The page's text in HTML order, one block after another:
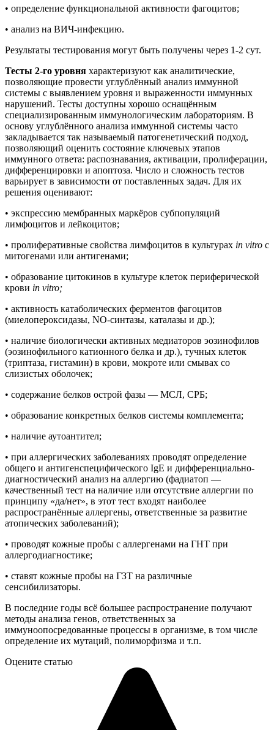
• определение функциональной активности фагоцитов;
• анализ на ВИЧ-инфекцию.
Результаты тестирования могут быть получены через 1-2 сут.
Тесты 2-го уровня характеризуют как аналитические,
позволяющие провести углублённый анализ иммунной
системы с выявлением уровня и выраженности иммунных
нарушений. Тесты доступны хорошо оснащённым
специализированным иммунологическим лабораториям. В
основу углублённого анализа иммунной системы часто
закладывается так называемый патогенетический подход,
позволяющий оценить состояние ключевых этапов
иммунного ответа: распознавания, активации, пролиферации,
дифференцировки и апоптоза. Число и сложность тестов
варьирует в зависимости от поставленных задач. Для их
решения оценивают:
• экспрессию мембранных маркёров субпопуляций
лимфоцитов и лейкоцитов;
• пролиферативные свойства лимфоцитов в культурах in vitro с
митогенами или антигенами;
• образование цитокинов в культуре клеток периферической
крови in vitro;
• активность катаболических ферментов фагоцитов
(миелопероксидазы, NO-синтазы, каталазы и др.);
• наличие биологически активных медиаторов эозинофилов
(эозинофильного катионного белка и др.), тучных клеток
(триптаза, гистамин) в крови, мокроте или смывах со
слизистых оболочек;
• содержание белков острой фазы — МСЛ, CРБ;
• образование конкретных белков системы комплемента;
• наличие аутоантител;
• при аллергических заболеваниях проводят определение
общего и антигенспецифического IgE и дифференциально-
диагностический анализ на аллергию (фадиатоп —
качественный тест на наличие или отсутствие аллергии по
принципу «да/нет», в этот тест входят наиболее
распространённые аллергены, ответственные за развитие
атопических заболеваний);
• проводят кожные пробы с аллергенами на ГНТ при
аллергодиагностике;
• ставят кожные пробы на ГЗТ на различные
сенсибилизаторы.
В последние годы всё большее распространение получают
методы анализа генов, ответственных за
иммуноопосредованные процессы в организме, в том числе
определение их мутаций, полиморфизма и т.п.
Оцените статью